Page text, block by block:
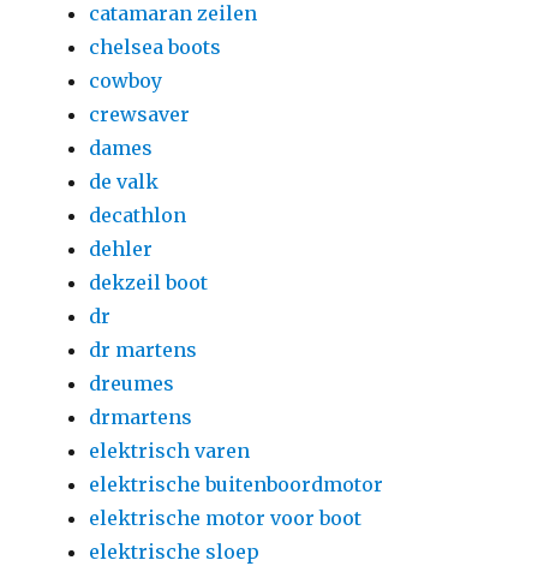
catamaran zeilen
chelsea boots
cowboy
crewsaver
dames
de valk
decathlon
dehler
dekzeil boot
dr
dr martens
dreumes
drmartens
elektrisch varen
elektrische buitenboordmotor
elektrische motor voor boot
elektrische sloep